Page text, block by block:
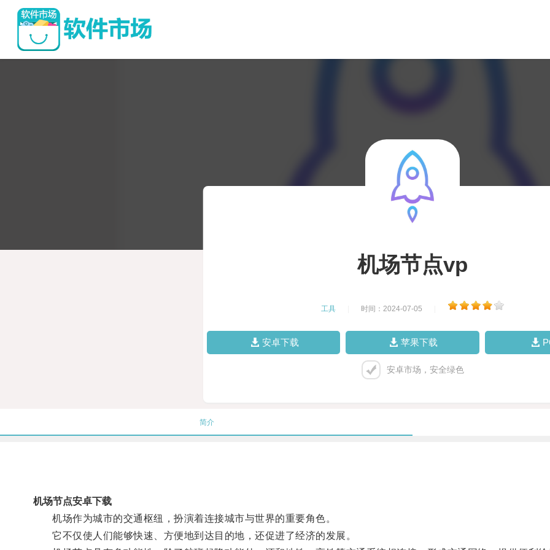
机场节点vp
工具 时间：2024-07-05
安卓下载 苹果下载
安卓市场，安全绿色
简介
机场节点安卓下载
机场作为城市的交通枢纽，扮演着连接城市与世界的重要角色。
它不仅使人们能够快速、方便地到达目的地，还促进了经济的发展。